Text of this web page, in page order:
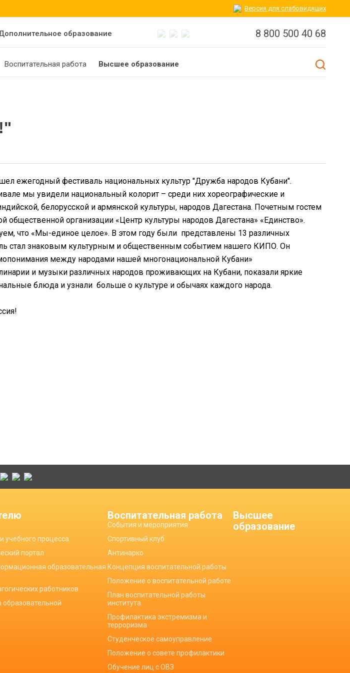
Версия для слабовидящих
образование 8 800 500 40 68
Воспитательная работа Высшее образование
ежегодный фестиваль национальных культур "Дружба народов Кубани".
мы увидели национальный колорит – среди них хореографические и
белорусской и армянской культуры, народов Дагестана. Почетным гостем
организации «Центр культуры народов Дагестана» «Единство».
что «Мы-единое целое». В этом году были представлены 13 различных
стал знаковым культурным и общественным событием нашего КИПО. Он
между народами нашей многонациональной Кубани»
и музыки различных народов проживающих на Кубани, показали яркие
блюда и узнали больше о культуре и обычаях каждого народа.
учебного процесса
портал
образовательная
работников
образовательной
Воспитательная работа
События и мероприятия
Спортивный клуб
Антинарко
Концепция воспитательной работы
Положение о воспитательной работе
План воспитательной работы
института
Профилактика экстремизма и
терроризма
Студенческое самоуправление
Положение о совете профилактики
Обучение лиц с ОВЗ
Высшее
образование